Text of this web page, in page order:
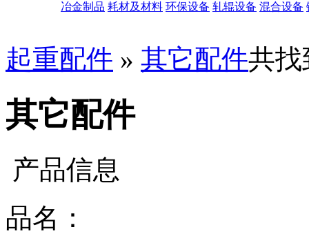
冶金制品 耗材及材料 环保设备 轧辊设备 混合设备
起重配件 » 其它配件共
其它配件
产品信息
品名：